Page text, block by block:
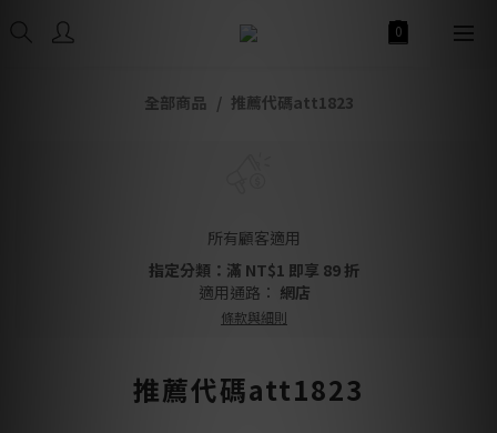
全部商品 推薦代碼att1823
所有顧客適用
指定分類：滿 NT$1 即享 89 折
適用通路： 網店
條款與細則
推薦代碼att1823